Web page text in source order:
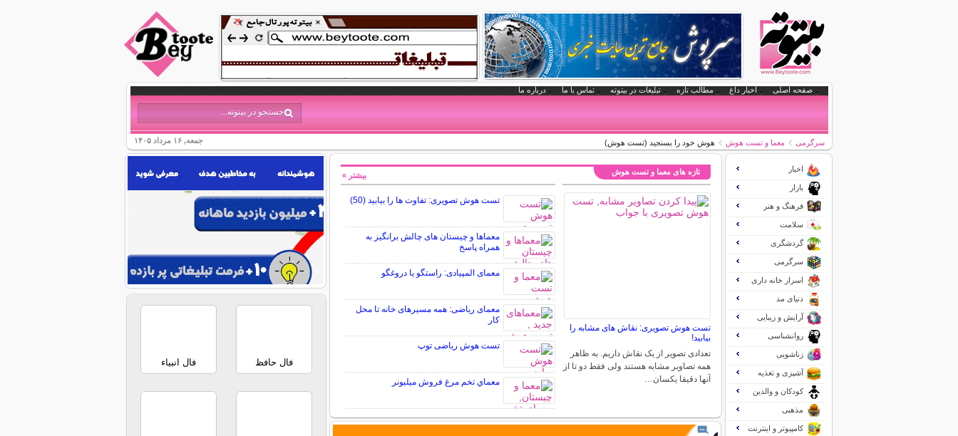
صفحه اصلی اخبار داغ مطالب تازه تبلیغات در بیتوته تماس با ما درباره ما
جمعه, ۱۶ مرداد ۱۴۰۵ سرگرمی معما و تست هوش هوش خود را بسنجید (تست هوش)
تازه های معما و تست هوش
تست هوش تصویری: نقاش های مشابه را
بیابید!
تعدادی تصویر از یک نقاش داریم. به ظاهر
همه تصاویر مشابه هستند ولی فقط دو تا از
آنها دقیقا یکسان…
تست هوش تصویری: تفاوت ها را بیابید (50)
معماها و چیستان های چالش برانگیز به
همراه پاسخ
معمای المپیادی: راستگو یا دروغگو
معمای ریاضی: همه مسیرهای خانه تا محل
کار
تست هوش ریاضی توپ
معماي تخم مرغ فروش ميليونر
بیشتر »
اخبار
بازار
فرهنگ و هنر
سلامت
گردشگری
سرگرمی
اسرار خانه داری
دنیای مد
آرایش و زیبایی
روانشناسی
زناشویی
آشپزی و تغذیه
کودکان و والدین
مذهبی
کامپیوتر و اینترنت
فال حافظ فال انبیاء